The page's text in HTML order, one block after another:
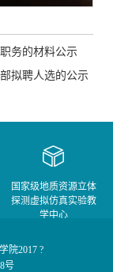
务的材料公示
拟聘人选的公示
国家级地质资源立体
探测虚拟仿真实验教
学中心
院2017 ?
号